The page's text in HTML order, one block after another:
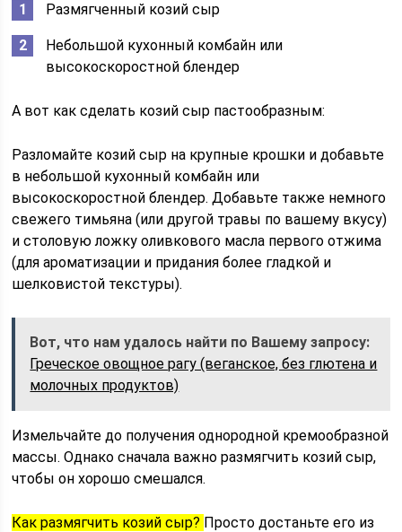
Размягченный козий сыр
Небольшой кухонный комбайн или
высокоскоростной блендер
А вот как сделать козий сыр пастообразным:
Разломайте козий сыр на крупные крошки и добавьте
в небольшой кухонный комбайн или
высокоскоростной блендер. Добавьте также немного
свежего тимьяна (или другой травы по вашему вкусу)
и столовую ложку оливкового масла первого отжима
(для ароматизации и придания более гладкой и
шелковистой текстуры).
Вот, что нам удалось найти по Вашему запросу:
Греческое овощное рагу (веганское, без глютена и
молочных продуктов)
Измельчайте до получения однородной кремообразной
массы. Однако сначала важно размягчить козий сыр,
чтобы он хорошо смешался.
Как размягчить козий сыр? Просто достаньте его из